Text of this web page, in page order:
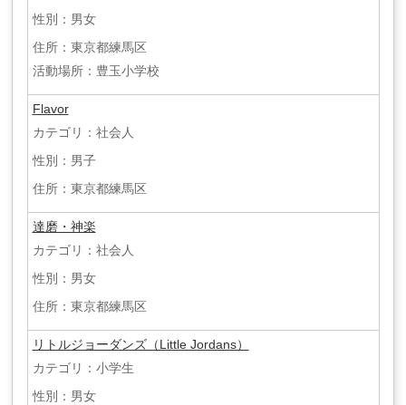
性別：男女
住所：東京都練馬区
活動場所：豊玉小学校
Flavor
カテゴリ：社会人
性別：男子
住所：東京都練馬区
達磨・神楽
カテゴリ：社会人
性別：男女
住所：東京都練馬区
リトルジョーダンズ（Little Jordans）
カテゴリ：小学生
性別：男女